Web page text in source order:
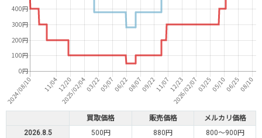
買取価格 販売価格
メルカリ価格
2026.8.5
500円 880円
800～900円